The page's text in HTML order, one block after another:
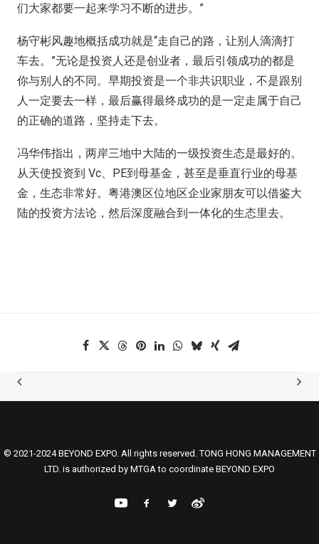
们大家都要一起来学习不断的进步。”
杨守彬风趣地概括成功就是“走自己的路，让别人滴滴打
车去。”无论是投资人还是创业者，最后引领成功的都是
你与别人的不同。早期投资是一个非共识职业，不是跟别
人一定要去一样，最后赢得最终成功的是一定走属于自己
的正确的道路，坚持走下去。
冯华伟指出，两岸三地中大陆的一级投资生态是最好的。
从天使投资到 Vc、PE到母基金，甚至是垂直行业的母基
金，生态非常好。粤港澳区位地区企业家朋友可以借鉴大
陆的投资方法论，然后深度融合到一体化的生态里去。
© 2021-2024 BEYOND EXPO. All rights reserved. TONG HONG MANAGEMENT
LTD. is authorized by MTGA to coordinate BEYOND EXPO